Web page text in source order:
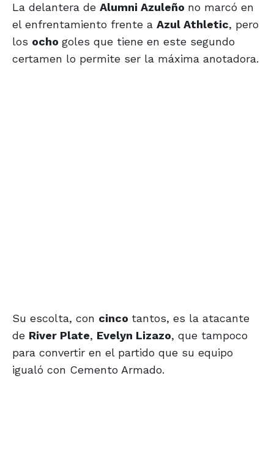
La delantera de Alumni Azuleño no marcó en
el enfrentamiento frente a Azul Athletic, pero
los ocho goles que tiene en este segundo
certamen lo permite ser la máxima anotadora.
Su escolta, con cinco tantos, es la atacante
de River Plate, Evelyn Lizazo, que tampoco
para convertir en el partido que su equipo
igualó con Cemento Armado.